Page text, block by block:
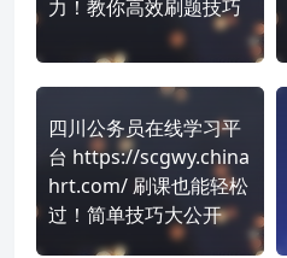
力！教你高效刷题技巧
四川公务员在线学习平
台 https://scgwy.china
hrt.com/ 刷课也能轻松
过！简单技巧大公开